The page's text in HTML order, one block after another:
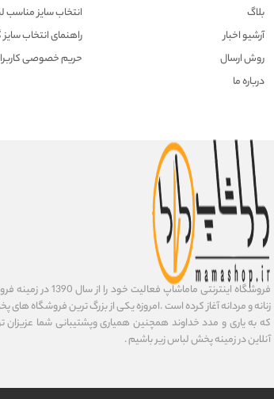
بلاگ
آرشیو اخبار
روش ارسال
درباره ما
انتخاب سایز مناسب
راهنمای انتخاب
حریم خصوصی
فروشگاه اینترنتی
زنانه و مردانه آغاز کرده است .امروزه یکی از بزرگ ترین فروشگاه
که به یاری و مدد خداوند همچنین همیاری وپشتیبانی شما
آنلاین در زمینه پخش لباس زیر باشیم .